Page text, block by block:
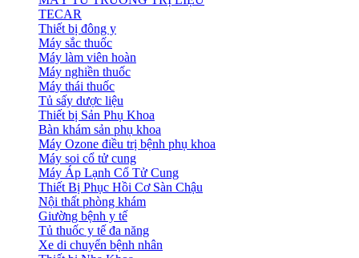
TECAR
Thiết bị đông y
Máy sắc thuốc
Máy làm viên hoàn
Máy nghiền thuốc
Máy thái thuốc
Tủ sấy dược liệu
Thiết bị Sản Phụ Khoa
Bàn khám sản phụ khoa
Máy Ozone điều trị bệnh phụ khoa
Máy soi cổ tử cung
Máy Áp Lạnh Cổ Tử Cung
Thiết Bị Phục Hồi Cơ Sàn Chậu
Nội thất phòng khám
Giường bệnh y tế
Tủ thuốc y tế đa năng
Xe di chuyển bệnh nhân